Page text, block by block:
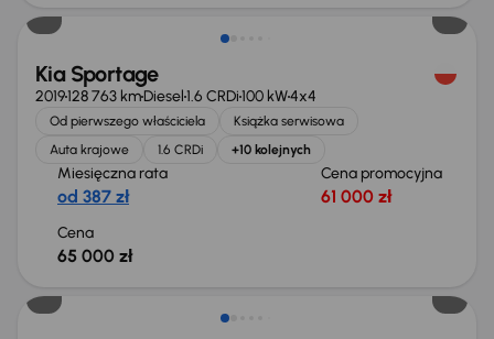
Kia Sportage
2019128 763 kmDiesel1.6 CRDi100 kW4x4
Od pierwszego właściciela
Książka serwisowa
Auta krajowe
1.6 CRDi +10 kolejnych
Miesięczna rata
od 387 zł
Cena promocyjna
61 000 zł
Cena
65 000 zł
Taniej o 2 000 zł